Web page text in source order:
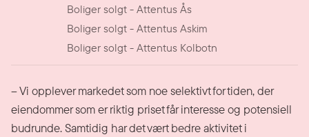
Boliger solgt - Attentus Ås
Boliger solgt - Attentus Askim
Boliger solgt - Attentus Kolbotn
– Vi opplever markedet som noe selektivt for tiden, der
eiendommer som er riktig priset får interesse og potensiell
budrunde. Samtidig har det vært bedre aktivitet i